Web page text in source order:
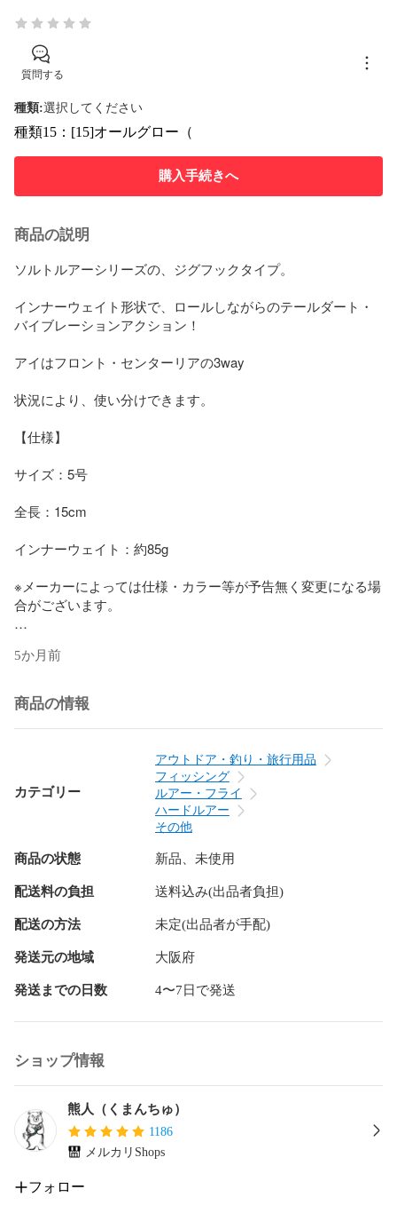
質問する
種類:選択してください
種類15：[15]オールグロー（
購入手続きへ
商品の説明
ソルトルアーシリーズの、ジグフックタイプ。
インナーウェイト形状で、ロールしながらのテールダート・
バイブレーションアクション！
アイはフロント・センターリアの3way
状況により、使い分けできます。
【仕様】
サイズ：5号
全長：15cm
インナーウェイト：約85g
※メーカーによっては仕様・カラー等が予告無く変更になる場
合がございます。
【商品種類一覧】（種類番号：種類名）
種類1：クリアーラメ（470091）/5号
種類2：クリアーホワイト（470190）/5号
種類3：トロピカルピンク（470299）/5号
種類4：モエビグリーン（470398）/5号
種類5：青イソメグリーン（470497）/5号
種類6：サンマブルー（470596）/5号
種類7：イカグロー（470695）/5号
種類9：背黒イワシ（470893）/5号
種類10：チェリーピンク（470992）/5号
種類11：クレイジーピンク（471098）/5号
種類12：サバグリーン（471197）/5号
種類14：ピンクグロー（471395）/5号
種類16：レッドヘッド（471593）/5号
【ご注意】
●メルカリShopsの仕様により、
登録できる種類は1つの商品に対し10種類までです。
お探しの種類がこのページに表示されていない場合は、次の
「商品検索コード」で検索してください。
商品検索コード:
a-k-k-10032547
5か月前
商品の情報
カテゴリー
アウトドア・釣り・旅行用品
フィッシング
ルアー・フライ
ハードルアー
その他
商品の状態 新品、未使用
配送料の負担 送料込み(出品者負担)
配送の方法 未定(出品者が手配)
発送元の地域 大阪府
発送までの日数 4〜7日で発送
ショップ情報
熊人（くまんちゅ）
1186
メルカリShops
フォロー